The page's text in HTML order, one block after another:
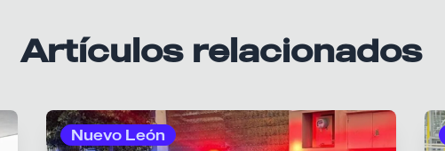
Artículos relacionados
Nuevo León